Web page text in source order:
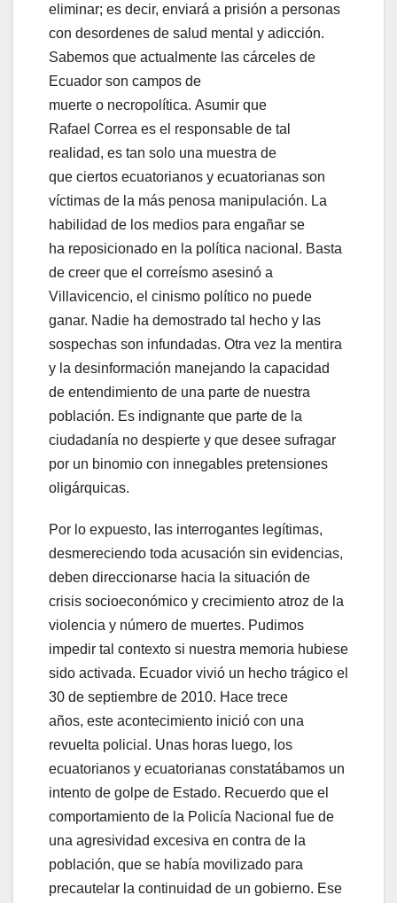
eliminar; es decir, enviará a prisión a personas
con desordenes de salud mental y adicción.
Sabemos que actualmente las cárceles de
Ecuador son campos de
muerte o necropolítica. Asumir que
Rafael Correa es el responsable de tal
realidad, es tan solo una muestra de
que ciertos ecuatorianos y ecuatorianas son
víctimas de la más penosa manipulación. La
habilidad de los medios para engañar se
ha reposicionado en la política nacional. Basta
de creer que el correísmo asesinó a
Villavicencio, el cinismo político no puede
ganar. Nadie ha demostrado tal hecho y las
sospechas son infundadas. Otra vez la mentira
y la desinformación manejando la capacidad
de entendimiento de una parte de nuestra
población. Es indignante que parte de la
ciudadanía no despierte y que desee sufragar
por un binomio con innegables pretensiones
oligárquicas.
Por lo expuesto, las interrogantes legítimas,
desmereciendo toda acusación sin evidencias,
deben direccionarse hacia la situación de
crisis socioeconómico y crecimiento atroz de la
violencia y número de muertes. Pudimos
impedir tal contexto si nuestra memoria hubiese
sido activada. Ecuador vivió un hecho trágico el
30 de septiembre de 2010. Hace trece
años, este acontecimiento inició con una
revuelta policial. Unas horas luego, los
ecuatorianos y ecuatorianas constatábamos un
intento de golpe de Estado. Recuerdo que el
comportamiento de la Policía Nacional fue de
una agresividad excesiva en contra de la
población, que se había movilizado para
precautelar la continuidad de un gobierno. Ese